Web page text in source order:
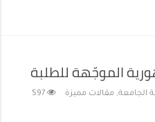
الموجّهة للطلبة
الجامعة, مقالات مميزة 597